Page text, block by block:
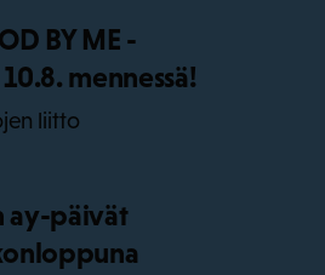
BY ME -
mennessä!
liitto
ay-päivät